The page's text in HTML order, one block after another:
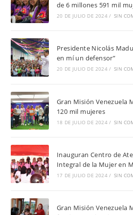
de 6 millones 591 mil
20 DE JULIO DE 2024 / SIN
Presidente Nicolás
en mí un defensor”
20 DE JULIO DE 2024 / SIN
Gran Misión Venezuela
120 mil mujeres
18 DE JULIO DE 2024 / SIN
Inauguran Centro de
Integral de la Mujer en
17 DE JULIO DE 2024 / SIN
Gran Misión Venezuela